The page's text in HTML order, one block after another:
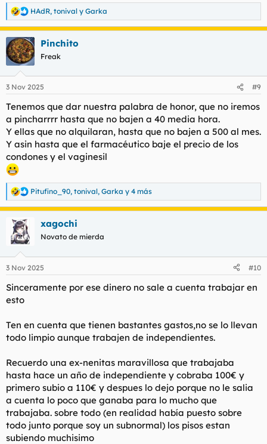
R
e
a
c
c
i
e
:
HAdR, tonival y Garka
Pinchito
Freak
3 Nov 2025 #9
Tenemos que dar nuestra palabra de honor, que no iremos
a pincharrrr hasta que no bajen a 40 media hora.
Y ellas que no alquilaran, hasta que no bajen a 500 al mes.
Y asin hasta que el farmacéutico baje el precio de los
condones y el vaginesil
R
e
a
c
c
i
e
:
Pitufino_90, tonival, Garka y 4 más
xagochi
Novato de mierda
3 Nov 2025 #10
Sinceramente por ese dinero no sale a cuenta trabajar en
esto
Ten en cuenta que tienen bastantes gastos,no se lo llevan
todo limpio aunque trabajen de independientes.
Recuerdo una ex-nenitas maravillosa que trabajaba
hasta hace un año de independiente y cobraba 100€ y
primero subio a 110€ y despues lo dejo porque no le salia
a cuenta lo poco que ganaba para lo mucho que
trabajaba. sobre todo (en realidad había puesto sobre
todo junto porque soy un subnormal) los pisos estan
subiendo muchisimo